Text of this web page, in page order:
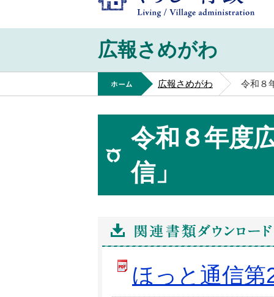
広報さめがわ
ホーム
広報さめがわ 令和８
令和８年度
信」
ほっと通信第